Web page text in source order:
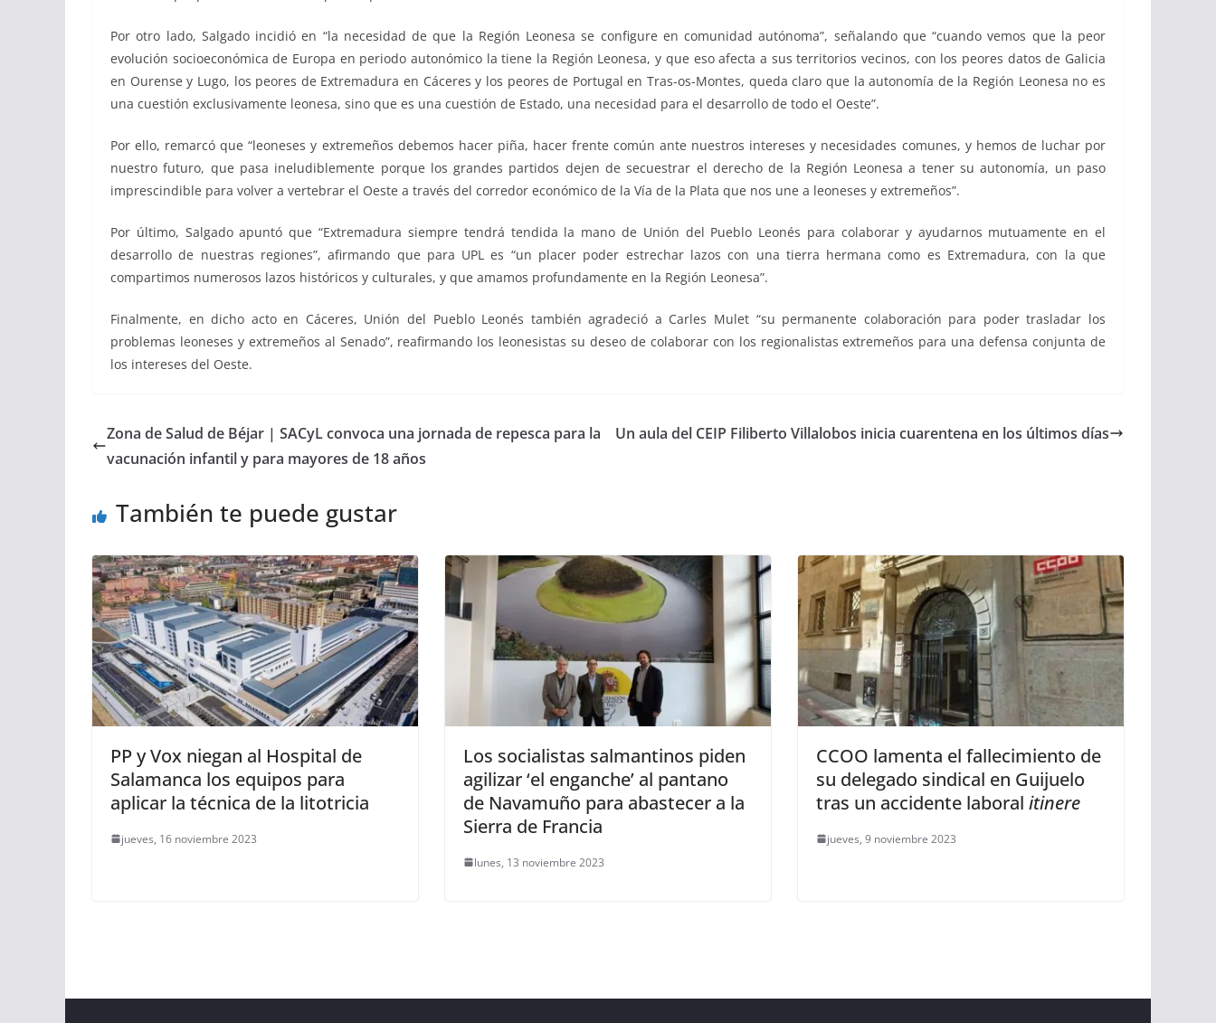
Por otro lado, Salgado incidió en “la necesidad de que la Región Leonesa se configure en comunidad autónoma”, señalando que “cuando vemos que la peor
evolución socioeconómica de Europa en periodo autonómico la tiene la Región Leonesa, y que eso afecta a sus territorios vecinos, con los peores datos de Galicia
en Ourense y Lugo, los peores de Extremadura en Cáceres y los peores de Portugal en Tras-os-Montes, queda claro que la autonomía de la Región Leonesa no es
una cuestión exclusivamente leonesa, sino que es una cuestión de Estado, una necesidad para el desarrollo de todo el Oeste”.
Por ello, remarcó que “leoneses y extremeños debemos hacer piña, hacer frente común ante nuestros intereses y necesidades comunes, y hemos de luchar por
nuestro futuro, que pasa ineludiblemente porque los grandes partidos dejen de secuestrar el derecho de la Región Leonesa a tener su autonomía, un paso
imprescindible para volver a vertebrar el Oeste a través del corredor económico de la Vía de la Plata que nos une a leoneses y extremeños”.
Por último, Salgado apuntó que “Extremadura siempre tendrá tendida la mano de Unión del Pueblo Leonés para colaborar y ayudarnos mutuamente en el
desarrollo de nuestras regiones”, afirmando que para UPL es “un placer poder estrechar lazos con una tierra hermana como es Extremadura, con la que
compartimos numerosos lazos históricos y culturales, y que amamos profundamente en la Región Leonesa”.
Finalmente, en dicho acto en Cáceres, Unión del Pueblo Leonés también agradeció a Carles Mulet “su permanente colaboración para poder trasladar los
problemas leoneses y extremeños al Senado”, reafirmando los leonesistas su deseo de colaborar con los regionalistas extremeños para una defensa conjunta de
los intereses del Oeste.
Zona de Salud de Béjar | SACyL convoca una jornada de repesca para la
vacunación infantil y para mayores de 18 años
Un aula del CEIP Filiberto Villalobos inicia cuarentena en los últimos días
También te puede gustar
PP y Vox niegan al Hospital de
Salamanca los equipos para
aplicar la técnica de la litotricia
jueves, 16 noviembre 2023
Los socialistas salmantinos piden
agilizar ‘el enganche’ al pantano
de Navamuño para abastecer a la
Sierra de Francia
lunes, 13 noviembre 2023
CCOO lamenta el fallecimiento de
su delegado sindical en Guijuelo
tras un accidente laboral itinere
jueves, 9 noviembre 2023